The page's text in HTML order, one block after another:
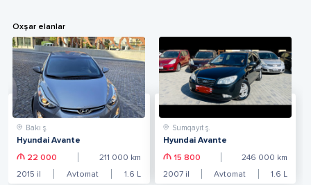
Oxşar elanlar
Bakı ş.
Hyundai Avante
22 000 211 000 km
2015 il Avtomat 1.6 L
Sumqayıt ş.
Hyundai Avante
15 800 246 000 km
2007il Avtomat 1.6 L